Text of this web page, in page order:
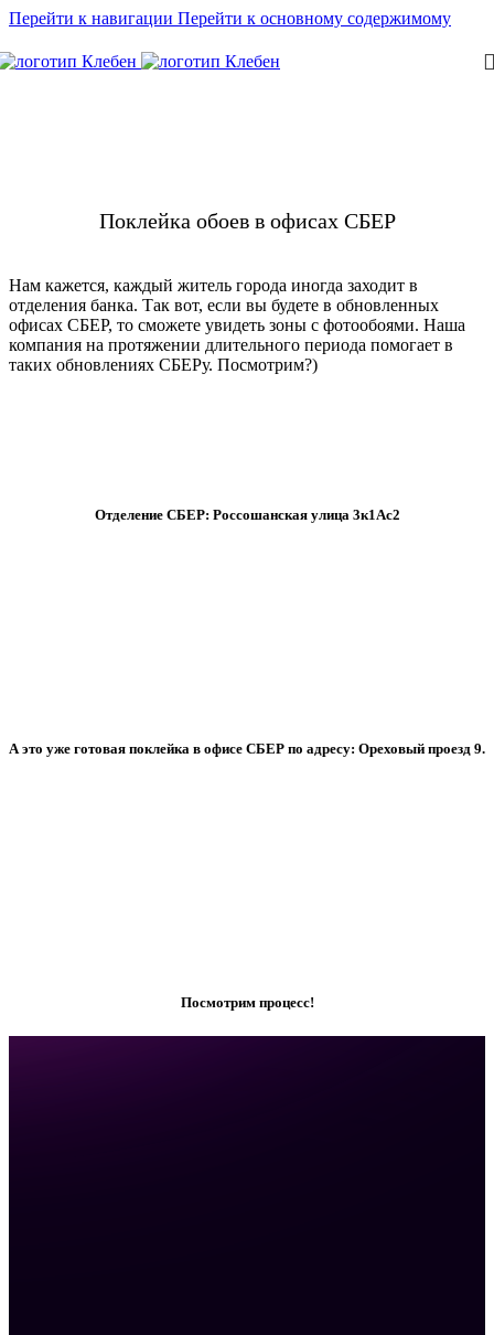
Перейти к навигации Перейти к основному содержимому
Поклейка обоев в офисах СБЕР
Нам кажется, каждый житель города иногда заходит в
отделения банка. Так вот, если вы будете в обновленных
офисах СБЕР, то сможете увидеть зоны с фотообоями. Наша
компания на протяжении длительного периода помогает в
таких обновлениях СБЕРу. Посмотрим?)
Отделение СБЕР: Россошанская улица 3к1Ас2
А это уже готовая поклейка в офисе СБЕР по адресу: Ореховый проезд 9.
Посмотрим процесс!